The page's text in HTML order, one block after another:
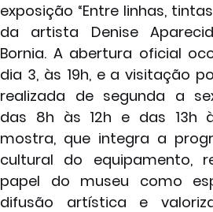
exposição “Entre linhas,
da artista Denise
Bornia. A abertura oficial
dia 3, às 19h, e a visitação
realizada de segunda a
das 8h às 12h e das 13h
mostra, que integra a
cultural do equipamento,
papel do museu como
difusão artística e